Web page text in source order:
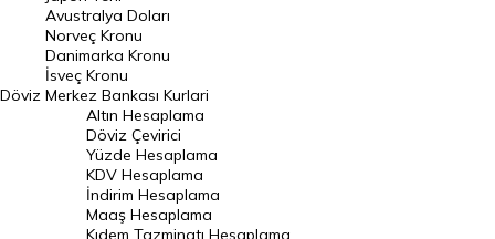
Danimarka Kronu Kuru
Kanada Doları Kuru
Norveç Kronu Kuru
İsveç Kronu Kuru
Japon Yeni Kuru
Serbest Piyasa Döviz Kurları
Döviz
Avustralya Doları
Norveç Kronu
Danimarka Kronu
İsveç Kronu
Merkez Bankası Kurlari
Altın Hesaplama
Döviz Çevirici
Yüzde Hesaplama
KDV Hesaplama
İndirim Hesaplama
Maaş Hesaplama
Kıdem Tazminatı Hesaplama